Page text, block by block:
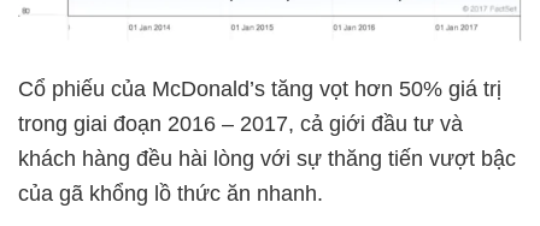
Cổ phiếu của McDonald’s tăng vọt hơn 50% giá trị
trong giai đoạn 2016 – 2017, cả giới đầu tư và
khách hàng đều hài lòng với sự thăng tiến vượt bậc
của gã khổng lồ thức ăn nhanh.